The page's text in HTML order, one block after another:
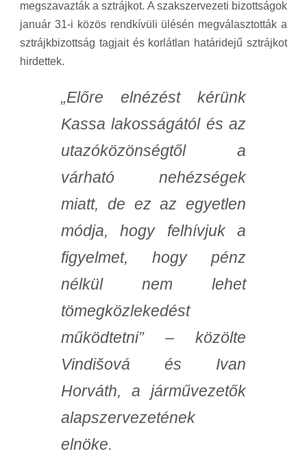
megszavazták a sztrájkot. A szakszervezeti bizottságok
január 31-i közös rendkívüli ülésén megválasztották a
sztrájkbizottság tagjait és korlátlan határidejű sztrájkot
hirdettek.
„Előre elnézést kérünk
Kassa lakosságától és az
utazóközönségtől a
várható nehézségek
miatt, de ez az egyetlen
módja, hogy felhívjuk a
figyelmet, hogy pénz
nélkül nem lehet
tömegközlekedést
működtetni” – közölte
Vindišová és Ivan
Horváth, a járművezetők
alapszervezetének
elnöke.